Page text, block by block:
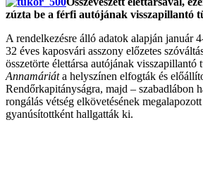
zúzta be a férfi autójának visszapillantó
A rendelkezésre álló adatok alapján január
32 éves kaposvári asszony előzetes
összetörte élettársa autójának
Annamáriáta helyszínen elfogták és
Rendőrkapitányságra, majd – szabadlábon
rongálás vétség elkövetésének
gyanúsítottként hallgatták ki.